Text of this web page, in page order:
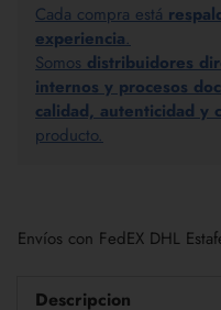
Cada compra está
experiencia.
Somos distribuidores
internos y procesos
calidad, autenticidad y
producto.
un
producto
Envíos con FedEX DHL
Descripcion